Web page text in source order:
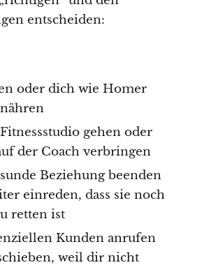
entscheiden:
oder dich wie Homer
gehen oder
der Coach verbringen
Beziehung beenden
einreden, dass sie noch
retten ist
Kunden anrufen
weil dir nicht